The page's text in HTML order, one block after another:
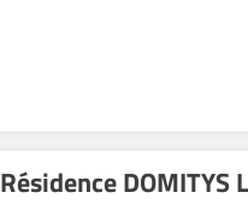
Résidence DOMITYS